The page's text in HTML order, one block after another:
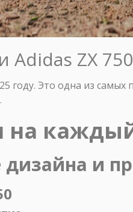
ZX
году. Это одна из
на
дизайна и